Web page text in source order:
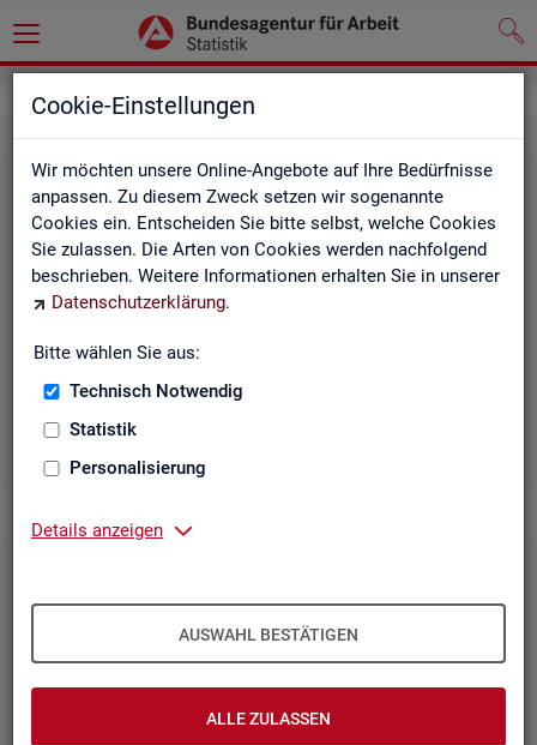
Cookie-Einstellungen
Wir möchten unsere Online-Angebote auf Ihre Bedürfnisse
anpassen. Zu diesem Zweck setzen wir sogenannte
Cookies ein. Entscheiden Sie bitte selbst, welche Cookies
Sie zulassen. Die Arten von Cookies werden nachfolgend
beschrieben. Weitere Informationen erhalten Sie in unserer
Datenschutzerklärung.
Bitte wählen Sie aus:
Technisch Notwendig
Statistik
Personalisierung
Details anzeigen
AUSWAHL BESTÄTIGEN
ALLE ZULASSEN